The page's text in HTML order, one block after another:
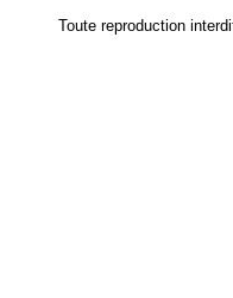
Toute reproduction